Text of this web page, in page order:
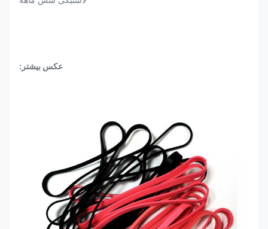
عکس بیشتر :